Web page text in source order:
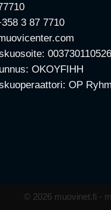
3 87 7710
003730110526
OKOYFIHH
OP
© 2026 muovinet.fi -